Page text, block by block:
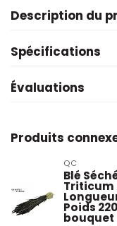
Description du
Spécifications
Évaluations
Produits
QC
Blé
Triticum
Poids
bouquet